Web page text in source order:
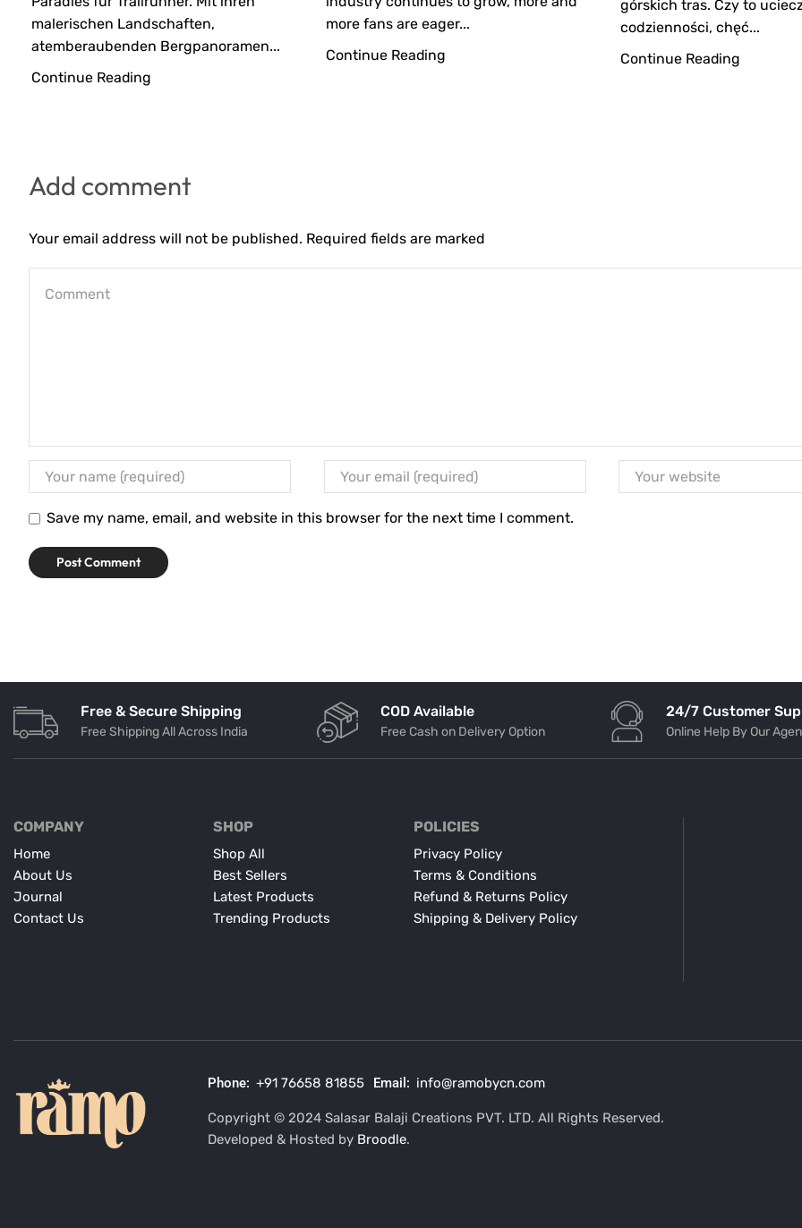
malerischen Landschaften,
atemberaubenden Bergpanoramen...
Continue Reading
more fans are eager...
Continue Reading
górskich tras. Czy to
codzienności, chęć...
Continue Reading
Add comment
Your email address will not be published. Required fields are marked
Save my name, email, and website in this browser for the next time I comment.
Free & Secure Shipping
Free Shipping All Across India
COD Available
Free Cash on Delivery Option
24/7 Customer
Online Help By Our
COMPANY
Home
About Us
Journal
Contact Us
SHOP
Shop All
Best Sellers
Latest Products
Trending Products
POLICIES
Privacy Policy
Terms & Conditions
Refund & Returns Policy
Shipping & Delivery Policy
Phone: +91 76658 81855 Email: info@ramobycn.com
Copyright © 2024 Salasar Balaji Creations PVT. LTD. All Rights Reserved.
Developed & Hosted by Broodle.